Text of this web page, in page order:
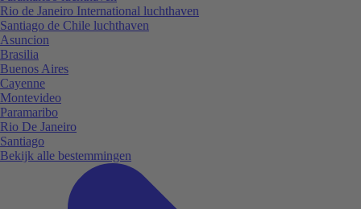
Rio de Janeiro International luchthaven
Santiago de Chile luchthaven
Asuncion
Brasilia
Buenos Aires
Cayenne
Montevideo
Paramaribo
Rio De Janeiro
Santiago
Bekijk alle bestemmingen